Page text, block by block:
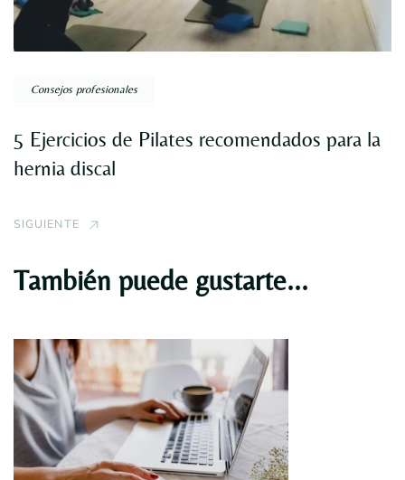
Consejos profesionales
5 Ejercicios de Pilates recomendados para la
hernia discal
SIGUIENTE
También puede gustarte...